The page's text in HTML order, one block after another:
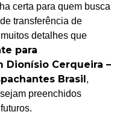
certa para quem busca
transferência de
detalhes que
para
Dionísio Cerqueira –
Brasil,
preenchidos